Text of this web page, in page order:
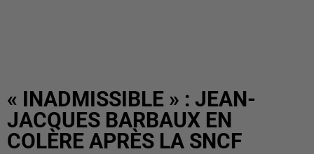
« INADMISSIBLE » : JEAN-
JACQUES BARBAUX EN
COLÈRE APRÈS LA SNCF